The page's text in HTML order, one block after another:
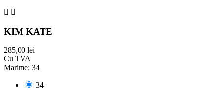
 
KIM KATE
285,00 lei
Cu TVA
Marime: 34
34